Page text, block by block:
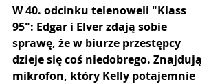
W 40. odcinku telenoweli "Klass
95": Edgar i Elver zdają sobie
sprawę, że w biurze przestępcy
dzieje się coś niedobrego. Znajdują
mikrofon, który Kelly potajemnie